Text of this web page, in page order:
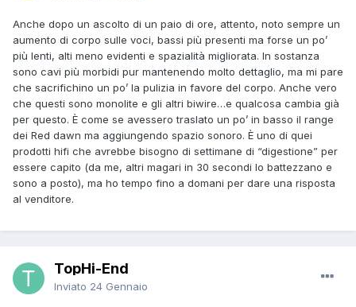
Anche dopo un ascolto di un paio di ore, attento, noto sempre un
aumento di corpo sulle voci, bassi più presenti ma forse un po’
più lenti, alti meno evidenti e spazialità migliorata. In sostanza
sono cavi più morbidi pur mantenendo molto dettaglio, ma mi pare
che sacrifichino un po’ la pulizia in favore del corpo. Anche vero
che questi sono monolite e gli altri biwire…e qualcosa cambia già
per questo. È come se avessero traslato un po’ in basso il range
dei Red dawn ma aggiungendo spazio sonoro. È uno di quei
prodotti hifi che avrebbe bisogno di settimane di “digestione” per
essere capito (da me, altri magari in 30 secondi lo battezzano e
sono a posto), ma ho tempo fino a domani per dare una risposta
al venditore.
TopHi-End
Inviato 24 Gennaio